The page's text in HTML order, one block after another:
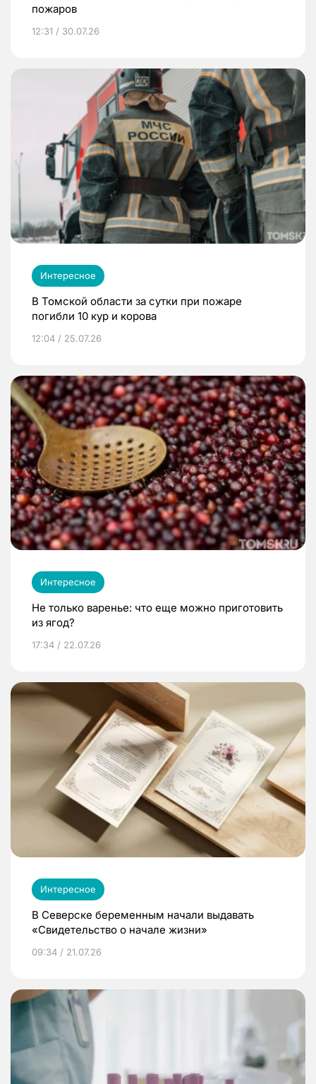
пожаров
12:31 / 30.07.26
Интересное
В Томской области за сутки при пожаре
погибли 10 кур и корова
12:04 / 25.07.26
Интересное
Не только варенье: что еще можно приготовить
из ягод?
17:34 / 22.07.26
Интересное
В Северске беременным начали выдавать
«Свидетельство о начале жизни»
09:34 / 21.07.26